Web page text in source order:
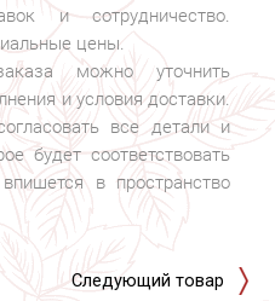
и сотрудничество.
цены.
можно уточнить
и условия доставки.
все детали и
будет соответствовать
в пространство
Следующий товар